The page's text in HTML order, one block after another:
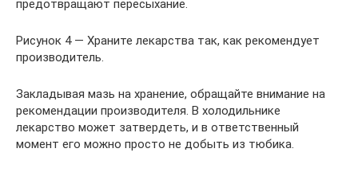
предотвращают пересыхание.
Рисунок 4 — Храните лекарства так, как рекомендует
производитель.
Закладывая мазь на хранение, обращайте внимание на
рекомендации производителя. В холодильнике
лекарство может затвердеть, и в ответственный
момент его можно просто не добыть из тюбика.